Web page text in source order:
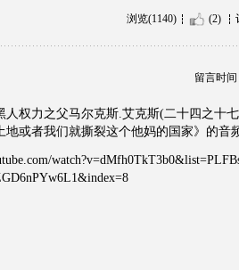
浏览(1140) (2)
留言时间
人权力之父马尔克斯.艾克斯(二十四之十
地或者我们就撕裂这个他妈的国家》的音